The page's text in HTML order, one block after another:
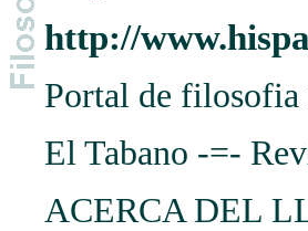
http://
Portal de
El Tabano -=-
ACERCA DEL